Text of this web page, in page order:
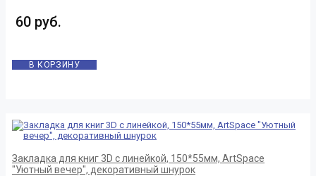
60 руб.
В КОРЗИНУ
Закладка для книг 3D с линейкой, 150*55мм, ArtSpace
"Уютный вечер", декоративный шнурок